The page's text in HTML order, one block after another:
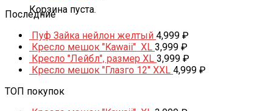
Корзина пуста.
Последние
Пуф Зайка нейлон желтый 4,999 ₽
Кресло мешок "Kawaii" XL 3,999 ₽
Кресло "Лейбл", размер XL 3,999 ₽
Кресло мешок "Глазго 12" XXL 4,999 ₽
ТОП покупок